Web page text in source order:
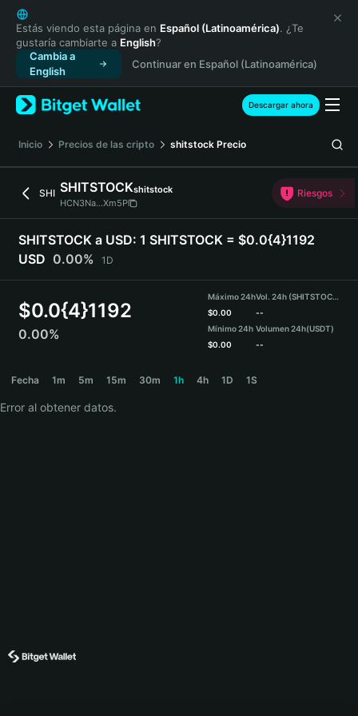
English
日本語
Tiếng Việt
Русский
Español (Latinoamérica)
Türkçe
Français
Deutsch
繁體中文
Português (Portugal)
Bahasa Indonesia
ภาษาไทย
हिन्दी
Español
Português (Brasil)
Estás viendo esta página en Español (Latinoamérica). ¿Te
gustaría cambiarte a English?
Cambia a
English
Continuar en Español (Latinoamérica)
Descargar ahora
Inicio Precios de las cripto shitstock Precio
SHI SHITSTOCKshitstock
HCN3Na...Xm5P
Riesgos
SHITSTOCK a USD: 1 SHITSTOCK = $0.0{4}1192
USD 0.00% 1D
$0.0{4}1192
0.00%
Máximo 24h
$0.00
Mínimo 24h
$0.00
Vol. 24h (SHITSTOCK)
--
Volumen 24h(USDT)
--
Fecha 1m 5m 15m 30m 1h 4h 1D 1S
Error al obtener datos.